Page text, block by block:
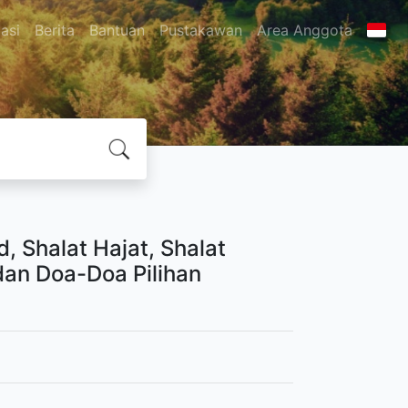
Berita Bantuan Pustakawan Area Anggota
Shalat Hajat, Shalat
Doa-Doa Pilihan